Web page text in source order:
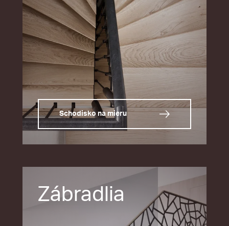
Schodisko na mieru
Zábradlia